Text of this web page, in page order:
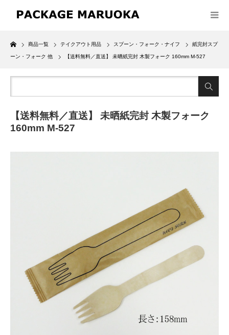
Home
商品一覧 テイクアウト用品 スプーン・フォーク・ナイフ 紙完封スプ
ーン・フォーク 他 【送料無料／直送】 未晒紙完封 木製フォーク 160mm M-527
【送料無料／直送】 未晒紙完封 木製フォーク
160mm M-527